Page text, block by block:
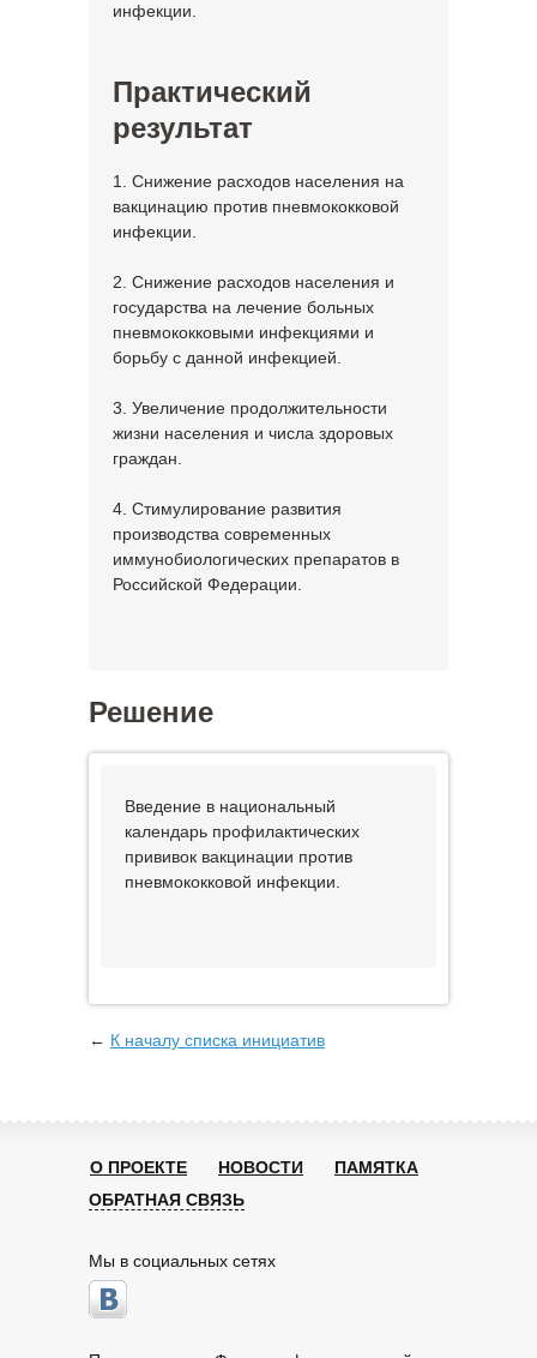
инфекции.
Практический
результат
1. Снижение расходов населения на
вакцинацию против пневмококковой
инфекции.
2. Снижение расходов населения и
государства на лечение больных
пневмококковыми инфекциями и
борьбу с данной инфекцией.
3. Увеличение продолжительности
жизни населения и числа здоровых
граждан.
4. Стимулирование развития
производства современных
иммунобиологических препаратов в
Российской Федерации.
Решение
Введение в национальный
календарь профилактических
прививок вакцинации против
пневмококковой инфекции.
← К началу списка инициатив
О ПРОЕКТЕ НОВОСТИ
ПАМЯТКА
ОБРАТНАЯ СВЯЗЬ
Мы в социальных сетях